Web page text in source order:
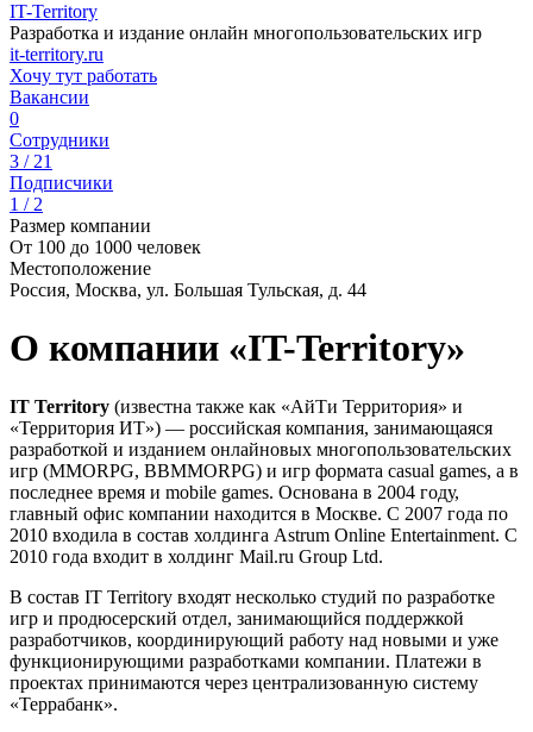
IT-Territory
Разработка и издание онлайн многопользовательских игр
it-territory.ru
Хочу тут работать
Вакансии
0
Сотрудники
3 / 21
Подписчики
1 / 2
Размер компании
От 100 до 1000 человек
Местоположение
Россия, Москва, ул. Большая Тульская, д. 44
О компании «IT-Territory»
IT Territory (известна также как «АйТи Территория» и
«Территория ИТ») — российская компания, занимающаяся
разработкой и изданием онлайновых многопользовательских
игр (MMORPG, BBMMORPG) и игр формата casual games, а в
последнее время и mobile games. Основана в 2004 году,
главный офис компании находится в Москве. С 2007 года по
2010 входила в состав холдинга Astrum Online Entertainment. С
2010 года входит в холдинг Mail.ru Group Ltd.
В состав IT Territory входят несколько студий по разработке
игр и продюсерский отдел, занимающийся поддержкой
разработчиков, координирующий работу над новыми и уже
функционирующими разработками компании. Платежи в
проектах принимаются через централизованную систему
«Террабанк».